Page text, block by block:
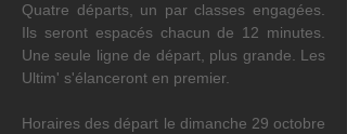
Quatre départs, un par classes engagées.
Ils seront espacés chacun de 12 minutes.
Une seule ligne de départ, plus grande. Les
Ultim' s'élanceront en premier.
Horaires des départ le dimanche 29 octobre